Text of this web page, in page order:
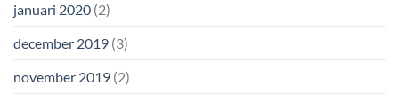
januari 2020 (2)
december 2019 (3)
november 2019 (2)